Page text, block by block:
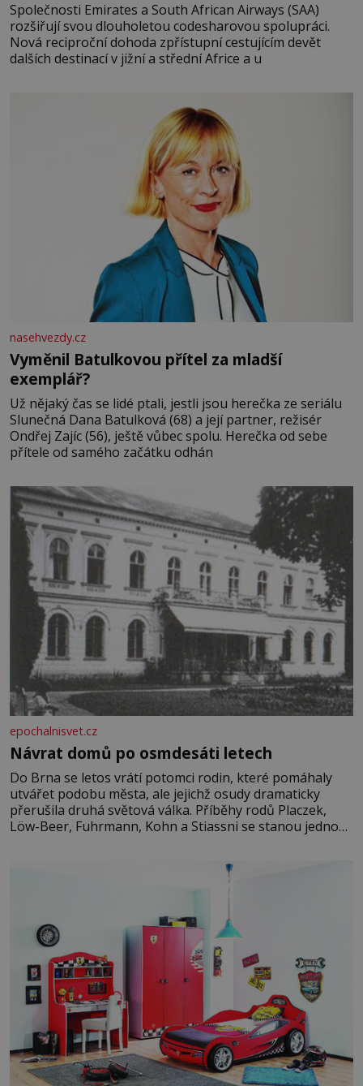
Společnosti Emirates a South African Airways (SAA)
rozšiřují svou dlouholetou codesharovou spolupráci.
Nová reciproční dohoda zpřístupní cestujícím devět
dalších destinací v jižní a střední Africe a u
nasehvezdy.cz
Vyměnil Batulkovou přítel za mladší
exemplář?
Už nějaký čas se lidé ptali, jestli jsou herečka ze seriálu
Slunečná Dana Batulková (68) a její partner, režisér
Ondřej Zajíc (56), ještě vůbec spolu. Herečka od sebe
přítele od samého začátku odhán
epochalnisvet.cz
Návrat domů po osmdesáti letech
Do Brna se letos vrátí potomci rodin, které pomáhaly
utvářet podobu města, ale jejichž osudy dramaticky
přerušila druhá světová válka. Příběhy rodů Placzek,
Löw-Beer, Fuhrmann, Kohn a Stiassni se stanou jednou
jednoduché. Místa, která si člověk pamatuje z rodinných